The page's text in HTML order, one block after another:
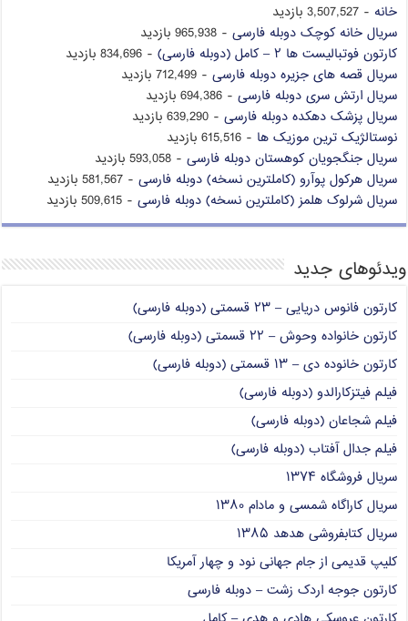
خانه - 3,507,527 بازدید
سریال خانه کوچک دوبله فارسی - 965,938 بازدید
کارتون فوتبالیست ها ۲ – کامل (دوبله فارسی)
- 834,696 بازدید
سریال قصه های جزیره دوبله فارسی - 712,499 بازدید
سریال ارتش سری دوبله فارسی - 694,386 بازدید
سریال پزشک دهکده دوبله فارسی - 639,290 بازدید
نوستالژیک ترین موزیک ها - 615,516 بازدید
سریال جنگجویان کوهستان دوبله فارسی - 593,058 بازدید
سریال هرکول پوآرو (کاملترین نسخه) دوبله فارسی - 581,567 بازدید
سریال شرلوک هلمز (کاملترین نسخه) دوبله فارسی - 509,615 بازدید
ویدئوهای جدید
کارتون فانوس دریایی – ۲۳ قسمتی (دوبله فارسی)
کارتون خانواده وحوش – ۲۲ قسمتی (دوبله فارسی)
کارتون خانوده دی – ۱۳ قسمتی (دوبله فارسی)
فیلم فیتزکارالدو (دوبله فارسی)
فیلم شجاعان (دوبله فارسی)
فیلم جدال آفتاب (دوبله فارسی)
سریال فروشگاه ۱۳۷۴
سریال کاراگاه شمسی و مادام ۱۳۸۰
سریال کتابفروشی هدهد ۱۳۸۵
کلیپ قدیمی از جام جهانی نود و چهار آمریکا
کارتون جوجه اردک زشت – دوبله فارسی